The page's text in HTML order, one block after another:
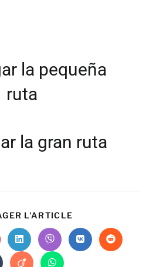
la pequeña
ruta
la gran ruta
L'ARTICLE